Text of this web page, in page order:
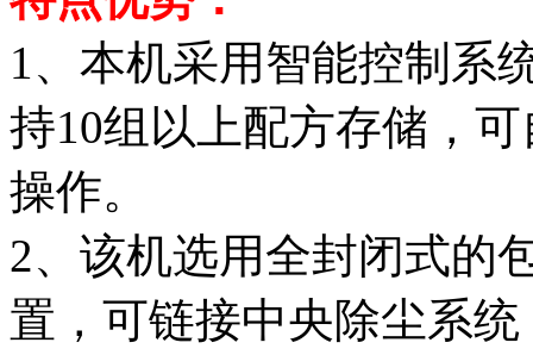
1、本机采用智能控制系
持10组以上配方存储，
操作。
2、该机选用全封闭式的
置，可链接中央除尘系